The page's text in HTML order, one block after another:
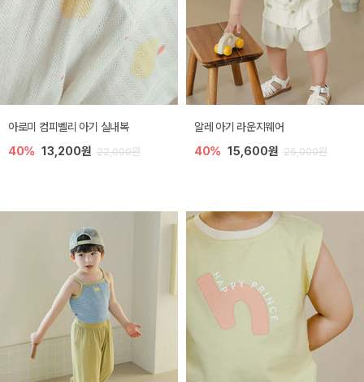
아로미 컴피벨리 아기 실내복
40% 13,200원 22,000원
알레 아기 라운지웨어
40% 15,600원 26,000원